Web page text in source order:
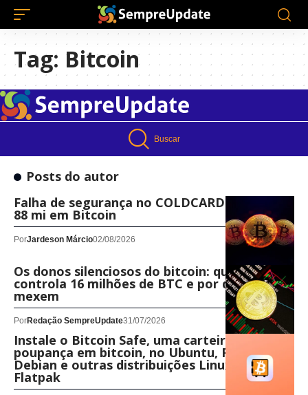
Tag: Bitcoin
Buscar
Posts do autor
Falha de segurança no COLDCARD expõe US$
88 mi em Bitcoin
PorJardeson Márcio02/08/2026
Os donos silenciosos do bitcoin: quem
controla 16 milhões de BTC e por que não os
mexem
PorRedação SempreUpdate31/07/2026
Instale o Bitcoin Safe, uma carteira de
poupança em bitcoin, no Ubuntu, Fedora,
Debian e outras distribuições Linux com
Flatpak